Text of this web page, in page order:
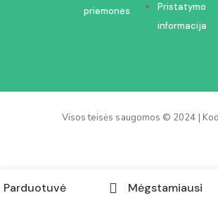
priemonės
Pristatymo
informacija
Visos teisės saugomos © 2024 |
Parduotuvė Mėgstamiausi